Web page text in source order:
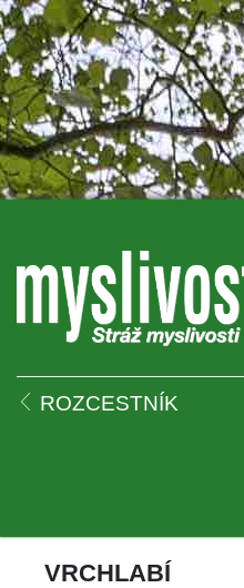
ROZCESTNÍK
VRCHLABÍ